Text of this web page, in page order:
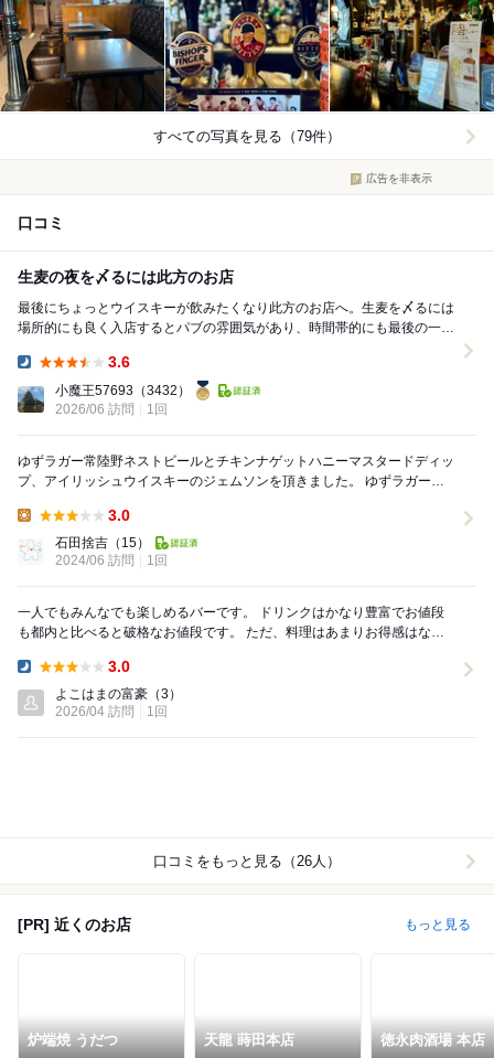
すべての写真を見る（79件）
広告を非表示
口コミ
生麦の夜を〆るには此方のお店
最後にちょっとウイスキーが飲みたくなり此方のお店へ。生麦を〆るには
場所的にも良く入店するとパブの雰囲気があり、時間帯的にも最後の一杯
3.6
小魔王57693 （3432）
2026/06 訪問
1回
ゆずラガー常陸野ネストビールとチキンナゲットハニーマスタードディッ
プ、アイリッシュウイスキーのジェムソンを頂きました。 ゆずラガーっ
3.0
石田捨吉 （15）
2024/06 訪問
1回
一人でもみんなでも楽しめるバーです。 ドリンクはかなり豊富でお値段
も都内と比べると破格なお値段です。 ただ、料理はあまりお得感はな
3.0
よこはまの富豪 （3）
2026/04 訪問
1回
口コミをもっと見る（26人）
[PR] 近くのお店 もっと見る
炉端焼 うだつ 天龍 蒔田本店 徳永肉酒場 本店